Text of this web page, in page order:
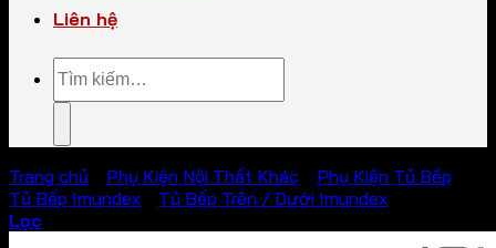
Liên hệ
Tìm
kiếm:
Trang chủ Phụ Kiện Nội Thất Khác Phụ Kiện Tủ Bếp
Tủ Bếp Imundex
Tủ Bếp Trên / Dưới Imundex
Lọc